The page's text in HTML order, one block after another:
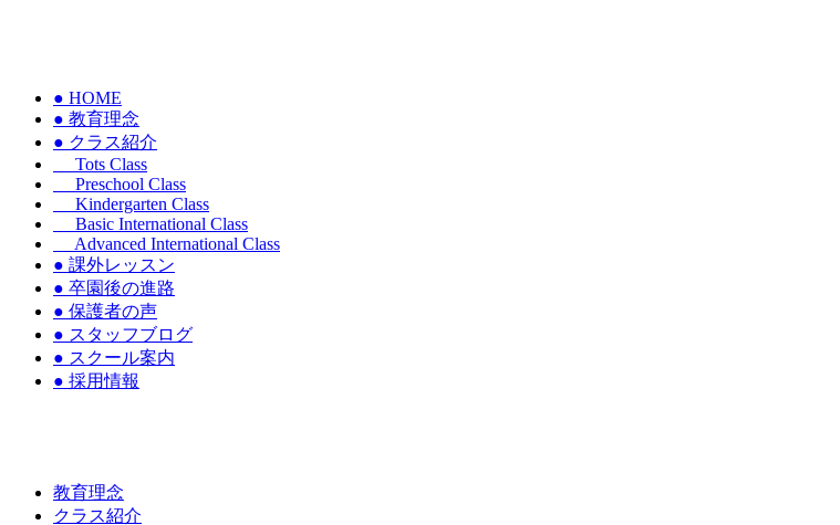
● HOME
● 教育理念
● クラス紹介
Tots Class
Preschool Class
Kindergarten Class
Basic International Class
Advanced International Class
● 課外レッスン
● 卒園後の進路
● 保護者の声
● スタッフブログ
● スクール案内
● 採用情報
教育理念
クラス紹介